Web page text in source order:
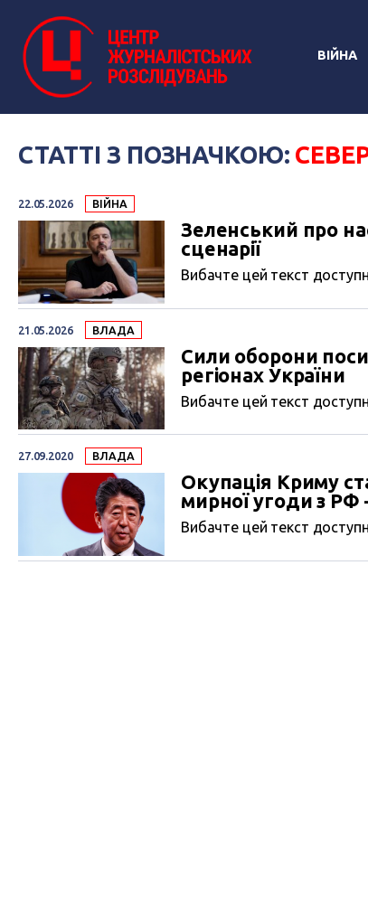
ВІЙНА
СТАТТІ З ПОЗНАЧКОЮ:
22.05.2026 ВІЙНА
Зеленський про
сценарії
Вибачте цей текст
21.05.2026 ВЛАДА
Сили оборони
регіонах України
Вибачте цей текст
27.09.2020 ВЛАДА
Окупація Криму
мирної угоди з РФ
Вибачте цей текст